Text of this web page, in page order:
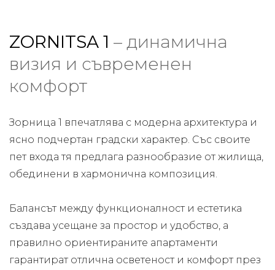
ZORNITSA 1 – динамична
визия и съвременен
комфорт
Зорница 1 впечатлява с модерна архитектура и
ясно подчертан градски характер. Със своите
пет входа тя предлага разнообразие от жилища,
обединени в хармонична композиция.
Балансът между функционалност и естетика
създава усещане за простор и удобство, а
правилно ориентираните апартаменти
гарантират отлична осветеност и комфорт през